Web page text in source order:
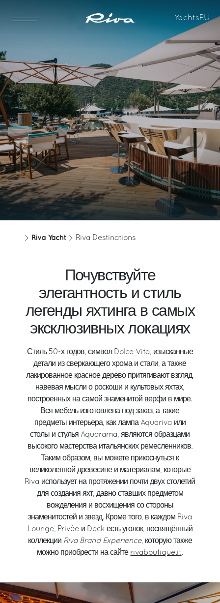
Yachts RU
Riva Yacht Riva Destinations
Почувствуйте
элегантность и стиль
легенды яхтинга в самых
эксклюзивных локациях
Стиль 50-х годов, символ Dolce Vita, изысканные
детали из сверкающего хрома и стали, а также
лакированное красное дерево притягивают взгляд,
навевая мысли о роскоши и культовых яхтах,
построенных на самой знаменитой верфи в мире.
Вся мебель изготовлена под заказ, а такие
предметы интерьера, как лампа Aquariva или
столы и стулья Aquarama, являются образцами
высокого мастерства итальянских ремесленников.
Таким образом, вы можете прикоснуться к
великолепной древесине и материалам, которые
Riva использует на протяжении почти двух столетий
для создания яхт, давно ставших предметом
вожделения и восхищения со стороны
знаменитостей и звезд. Кроме того, в каждом Riva
Lounge, Privée и Deck есть уголок, посвящённый
коллекции Riva Brand Experience, которую также
можно приобрести на сайте rivaboutique.it.